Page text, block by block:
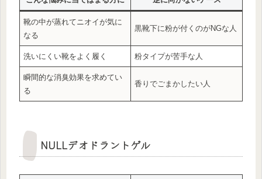
靴の中が蒸れてニオイが気に
なる
黒靴下に粉が付くのがNGな人
洗いにくい靴をよく履く 粉タイプが苦手な人
瞬間的な消臭効果を求めてい
る
香りでごまかしたい人
NULLデオドラントゲル